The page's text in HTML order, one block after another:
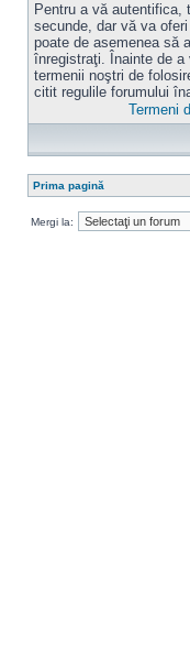
Pentru a vă autentifica,
secunde, dar vă va
poate de asemenea să
înregistraţi. Înainte de
termenii noştri de
citit regulile forumului
Termeni
Prima pagină
Mergi la: